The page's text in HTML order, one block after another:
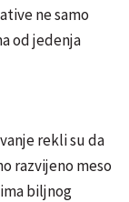
ne samo
od jedenja
rekli su da
razvijeno meso
biljnog